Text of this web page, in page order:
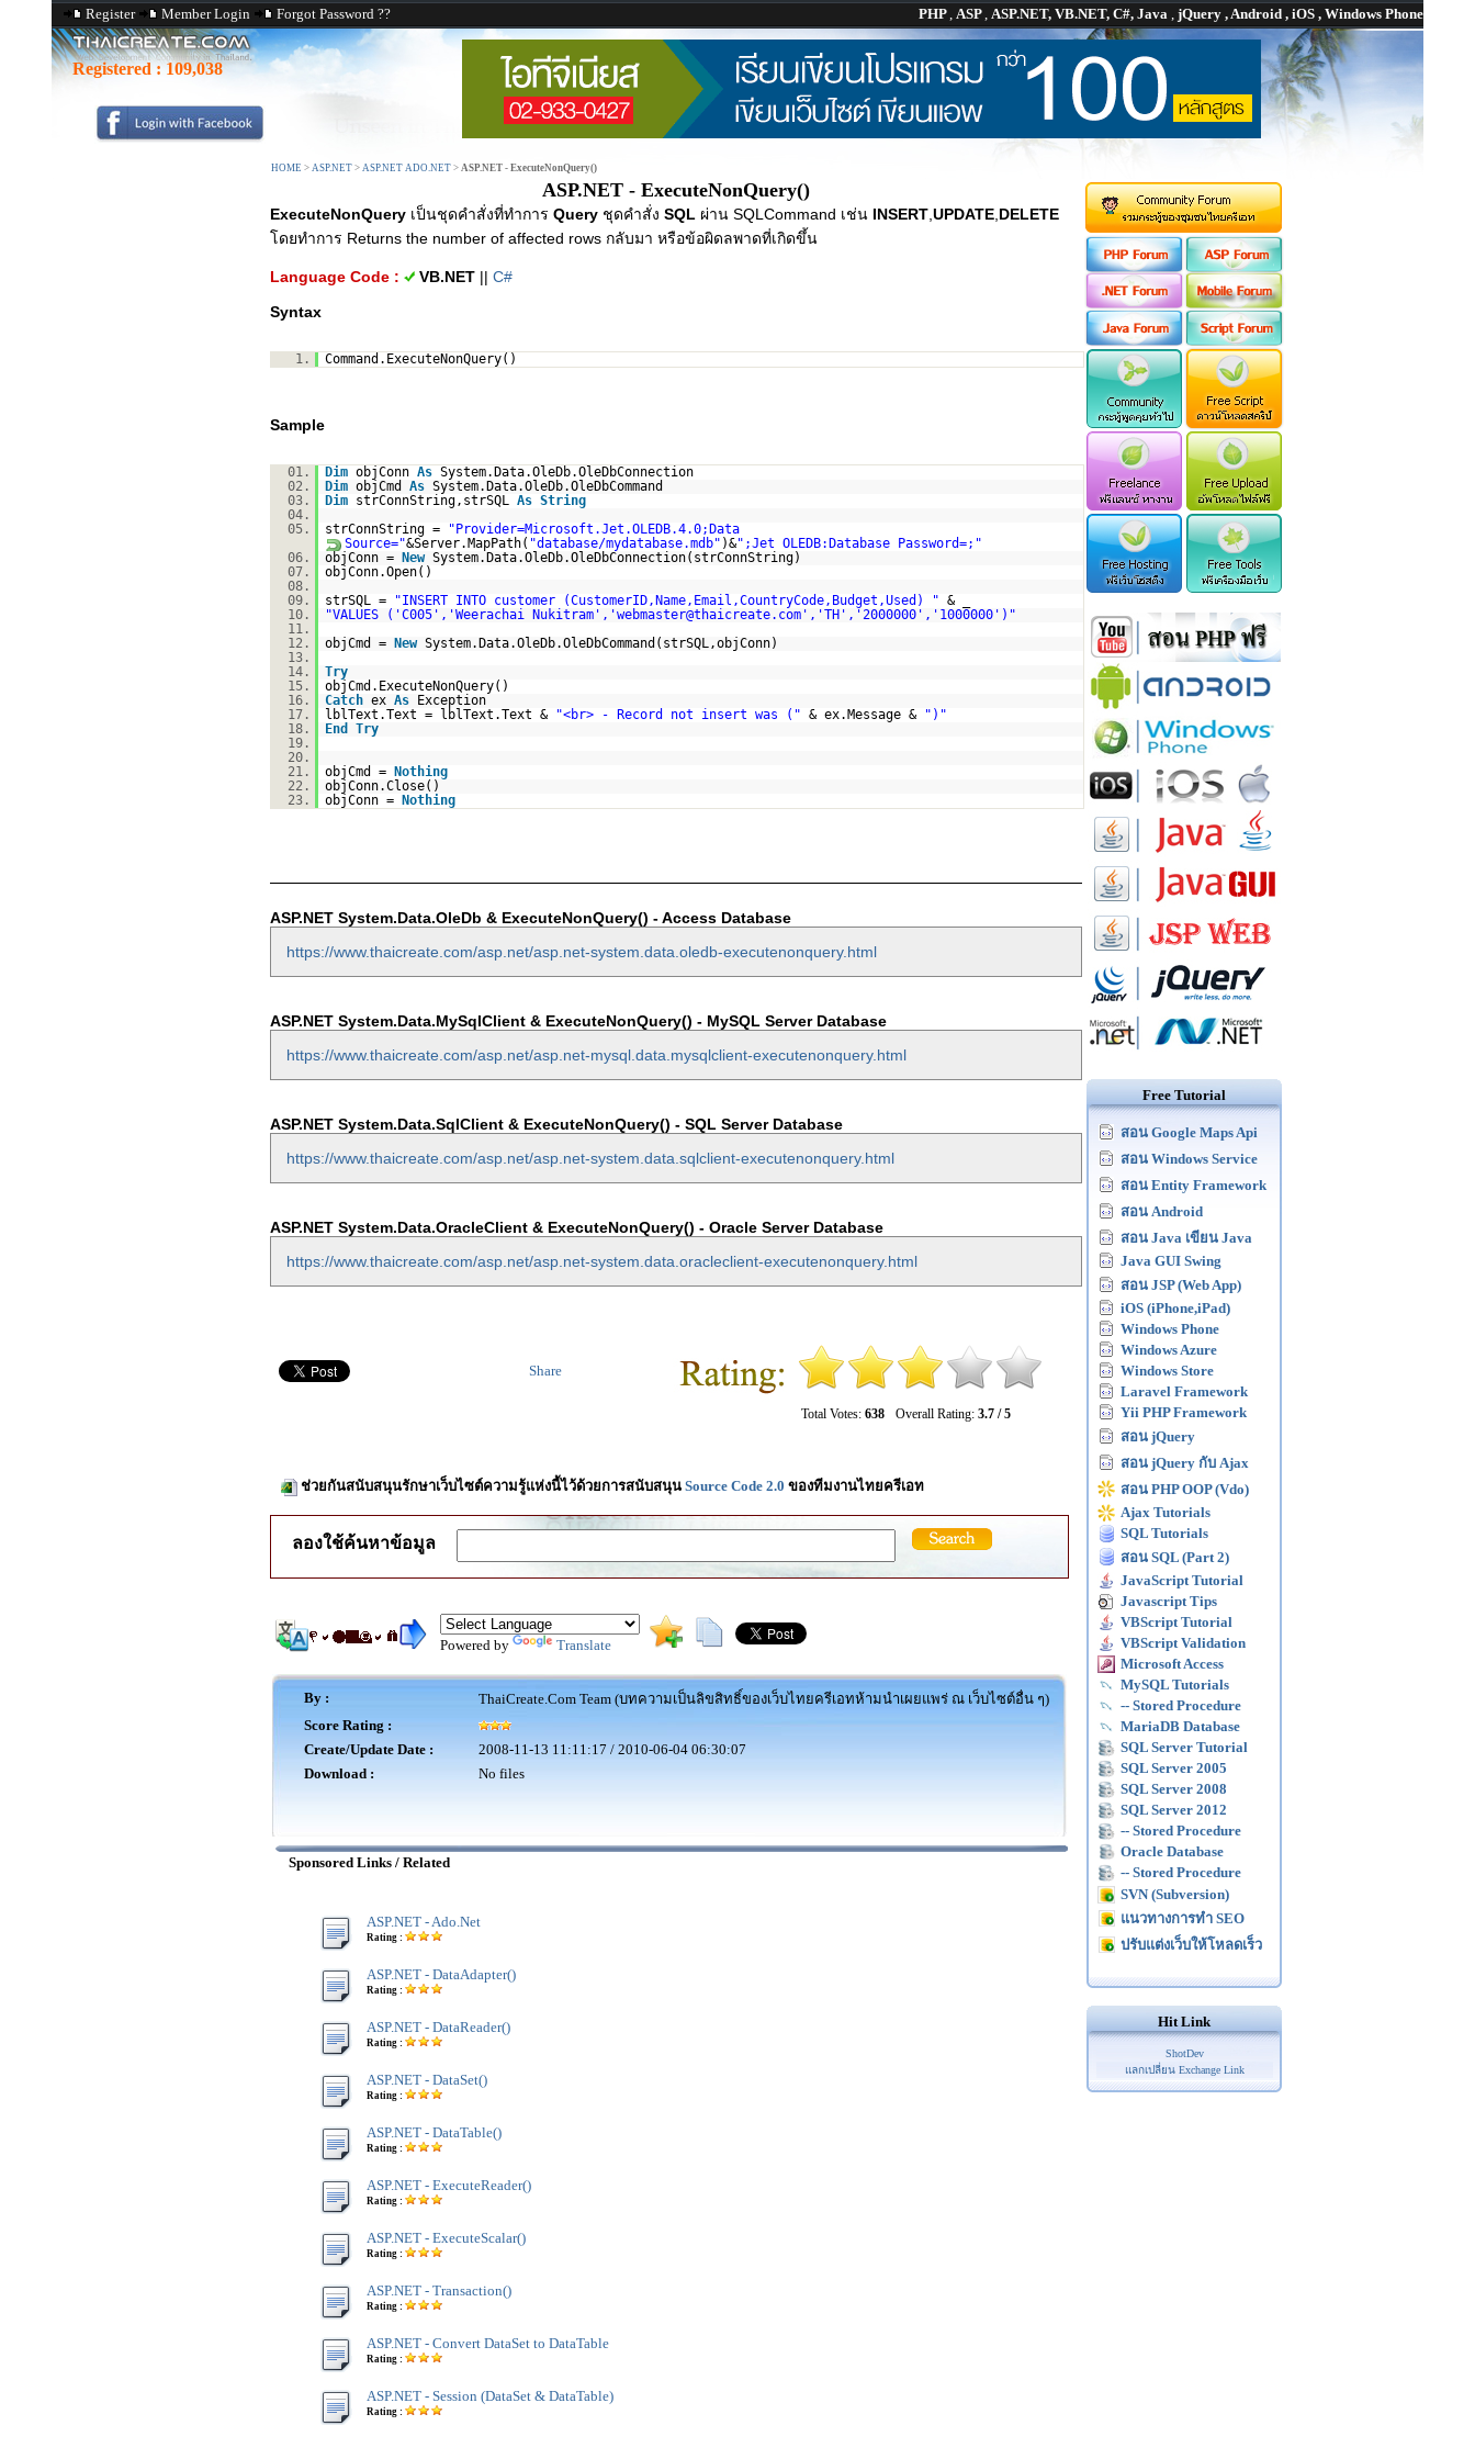
Register Member Login Forgot Password ?? PHP, ASP, ASP.NET, VB.NET, C#, Java , jQuery , Android , iOS , Windows Phone
Registered : 109,038
HOME > ASP.NET > ASP.NET ADO.NET > ASP.NET - ExecuteNonQuery()
ASP.NET - ExecuteNonQuery()
ExecuteNonQuery เป็นชุดคำสั่งที่ทำการ Query ชุดคำสั่ง SQL ผ่าน SQLCommand เช่น INSERT UPDATE DELETE
โดยทำการ Returns the number of affected rows กลับมา หรือข้อผิดลพาดที่เกิดขึ้น
Language Code : VB.NET || C#
Syntax
1. Command.ExecuteNonQuery()
Sample
01. Dim objConn As System.Data.OleDb.OleDbConnection
02.
Dim objCmd As System.Data.OleDb.OleDbCommand
03.
Dim strConnString,strSQL As String
04.
05.
strConnString =
"Provider=Microsoft.Jet.OLEDB.4.0;Data
Source="&Server.MapPath( "database/mydatabase.mdb" )&";Jet OLEDB:Database Password=;"
06.
objConn = New System.Data.OleDb.OleDbConnection(strConnString)
07.
objConn.Open()
08.
09.
strSQL = "INSERT INTO customer (CustomerID,Name,Email,CountryCode,Budget,Used) " & _
10.
"VALUES ('C005','Weerachai Nukitram','webmaster@thaicreate.com','TH','2000000','1000000')"
11.
12.
objCmd = New System.Data.OleDb.OleDbCommand(strSQL,objConn)
13.
14.
Try
15.
objCmd.ExecuteNonQuery()
16.
Catch ex As
Exception
17.
lblText.Text = lblText.Text & "<br> - Record not insert was (" & ex.Message &
")"
18.
End
Try
19.
20.
21.
objCmd =
Nothing
22.
objConn.Close()
23.
objConn = Nothing
ASP.NET System.Data.OleDb & ExecuteNonQuery() - Access Database
https://www.thaicreate.com/asp.net/asp.net-system.data.oledb-executenonquery.html
ASP.NET System.Data.MySqlClient & ExecuteNonQuery() - MySQL Server Database
https://www.thaicreate.com/asp.net/asp.net-mysql.data.mysqlclient-executenonquery.html
ASP.NET System.Data.SqlClient & ExecuteNonQuery() - SQL Server Database
https://www.thaicreate.com/asp.net/asp.net-system.data.sqlclient-executenonquery.html
ASP.NET System.Data.OracleClient & ExecuteNonQuery() - Oracle Server Database
https://www.thaicreate.com/asp.net/asp.net-system.data.oracleclient-executenonquery.html
Total Votes: 638 Overall Rating: 3.7 / 5
Share
ช่วยกันสนับสนุนรักษาเว็บไซต์ความรู้แห่งนี้ไว้ด้วยการสนับสนุน Source Code 2.0 ของทีมงานไทยครีเอท
ลองใช้ค้นหาข้อมูล
Powered by Translate
By :
ThaiCreate.Com Team (บทความเป็นลิขสิทธิ์ของเว็บไทยครีเอทห้ามนำเผยแพร่ ณ เว็บไซต์อื่น ๆ)
Score Rating :
Create/Update Date :
2008-11-13 11:11:17 / 2010-06-04 06:30:07
Download :
No files
Sponsored Links / Related
ASP.NET - Ado.Net
Rating :
ASP.NET - DataAdapter()
Rating :
ASP.NET - DataReader()
Rating :
ASP.NET - DataSet()
Rating :
ASP.NET - DataTable()
Rating :
ASP.NET - ExecuteReader()
Rating :
ASP.NET - ExecuteScalar()
Rating :
ASP.NET - Transaction()
Rating :
ASP.NET - Convert DataSet to DataTable
Rating :
ASP.NET - Session (DataSet & DataTable)
Rating :
Free Tutorial
สอน Google Maps Api
สอน Windows Service
สอน Entity Framework
สอน Android
สอน Java เขียน Java
Java GUI Swing
สอน JSP (Web App)
iOS (iPhone,iPad)
Windows Phone
Windows Azure
Windows Store
Laravel Framework
Yii PHP Framework
สอน jQuery
สอน jQuery กับ Ajax
สอน PHP OOP (Vdo)
Ajax Tutorials
SQL Tutorials
สอน SQL (Part 2)
JavaScript Tutorial
Javascript Tips
VBScript Tutorial
VBScript Validation
Microsoft Access
MySQL Tutorials
-- Stored Procedure
MariaDB Database
SQL Server Tutorial
SQL Server 2005
SQL Server 2008
SQL Server 2012
-- Stored Procedure
Oracle Database
-- Stored Procedure
SVN (Subversion)
แนวทางการทำ SEO
ปรับแต่งเว็บให้โหลดเร็ว
Hit Link
ShotDev
แลกเปลี่ยน Exchange Link